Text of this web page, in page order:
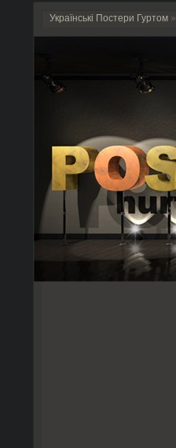
Українські Постери Гуртом »